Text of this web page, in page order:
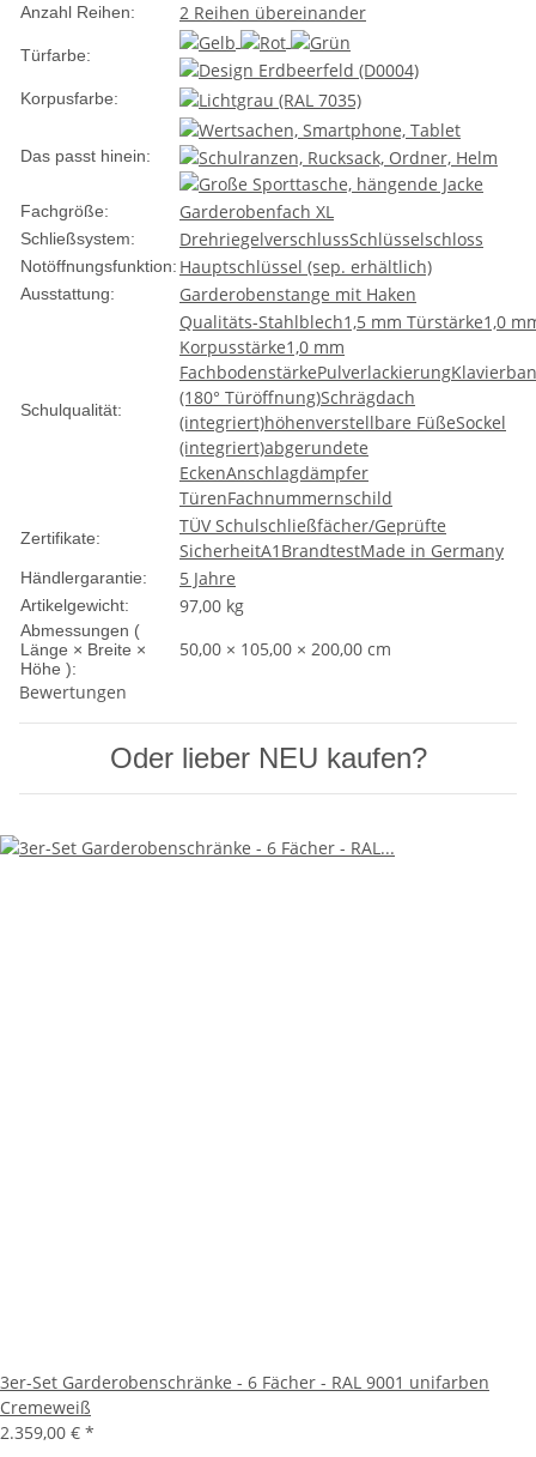
Anzahl Reihen: 2 Reihen übereinander
Türfarbe:
Korpusfarbe:
Das passt hinein:
Fachgröße: Garderobenfach XL
Schließsystem: DrehriegelverschlussSchlüsselschloss
Notöffnungsfunktion: Hauptschlüssel (sep. erhältlich)
Ausstattung: Garderobenstange mit Haken
Schulqualität:
Qualitäts-Stahlblech1,5 mm Türstärke1,0
Korpusstärke1,0 mm
FachbodenstärkePulverlackierung
(180° Türöffnung)Schrägdach
(integriert)höhenverstellbare FüßeSockel
(integriert)abgerundete
EckenAnschlagdämpfer
TürenFachnummernschild
Zertifikate:
TÜV Schulschließfächer/Geprüfte
SicherheitA1 BrandtestMade in Germany
Händlergarantie: 5 Jahre
Artikelgewicht: 97,00 kg
Abmessungen (
Länge × Breite ×
Höhe ):
50,00 × 105,00 × 200,00 cm
Bewertungen
Oder lieber NEU kaufen?
3er-Set Garderobenschränke - 6 Fächer - RAL 9001 unifarben
Cremeweiß
2.359,00 € *